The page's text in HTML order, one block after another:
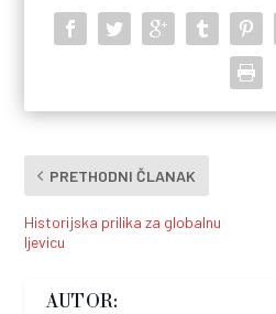
PRETHODNI ČLANAK
Historijska prilika za globalnu
ljevicu
AUTOR: